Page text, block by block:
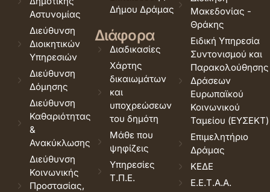
Αστυνομίας
Διεύθυνση
Διοικητικών
Υπηρεσιών
Διεύθυνση
Δόμησης
Διεύθυνση
Καθαριότητας
&
Ανακύκλωσης
Διεύθυνση
Κοινωνικής
Προστασίας,
Δήμου Δράμας
Διάφορα
Διαδικασίες
Χάρτης
δικαιωμάτων
και
υποχρεώσεων
του δημότη
Μάθε που
ψηφίζεις
Υπηρεσίες
Τ.Π.Ε.
Μακεδονίας -
Θράκης
Ειδική Υπηρεσία
Συντονισμού και
Παρακολούθησης
Δράσεων
Ευρωπαϊκού
Κοινωνικού
Ταμείου (ΕΥΣΕΚΤ)
Επιμελητήριο
Δράμας
ΚΕΔΕ
Ε.Ε.Τ.Α.Α.